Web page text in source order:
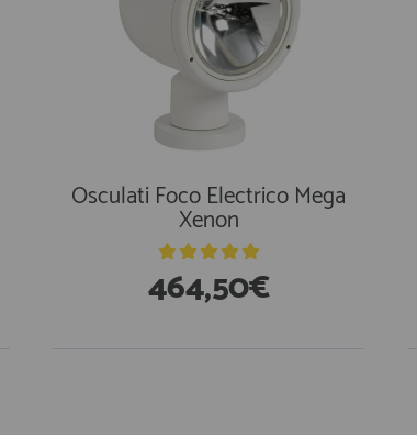
Osculati Foco Electrico Mega
Xenon
464,50€